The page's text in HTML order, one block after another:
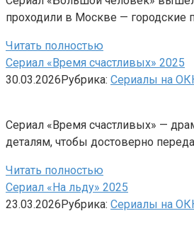
проходили в Москве — городские
Читать полностью
Сериал «Время счастливых» 2025
30.03.2026Рубрика: Сериалы на
Сериал «Время счастливых» —
деталям, чтобы достоверно
Читать полностью
Сериал «На льду» 2025
23.03.2026Рубрика: Сериалы на